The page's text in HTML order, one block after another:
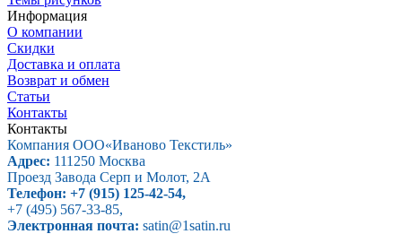
Информация
О компании
Скидки
Доставка и оплата
Возврат и обмен
Статьи
Контакты
Контакты
Компания ООО«Иваново Текстиль»
Адрес: 111250 Москва
Проезд Завода Серп и Молот, 2А
Телефон: +7 (915) 125-42-54,
+7 (495) 567-33-85,
Электронная почта: satin@1satin.ru